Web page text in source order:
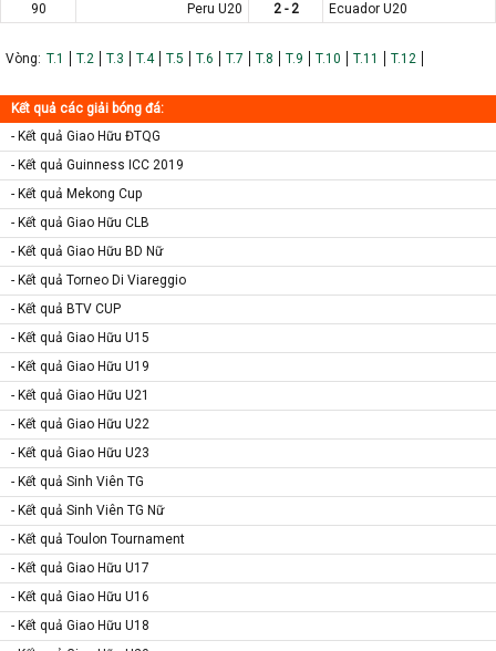
90 Peru U20 2 - 2 Ecuador U20
Vòng: T.1 T.2 T.3 T.4 T.5 T.6 T.7 T.8 T.9 T.10 T.11 T.12
Kết quả các giải bóng đá:
- Kết quả Giao Hữu ĐTQG
- Kết quả Guinness ICC 2019
- Kết quả Mekong Cup
- Kết quả Giao Hữu CLB
- Kết quả Giao Hữu BD Nữ
- Kết quả Torneo Di Viareggio
- Kết quả BTV CUP
- Kết quả Giao Hữu U15
- Kết quả Giao Hữu U19
- Kết quả Giao Hữu U21
- Kết quả Giao Hữu U22
- Kết quả Giao Hữu U23
- Kết quả Sinh Viên TG
- Kết quả Sinh Viên TG Nữ
- Kết quả Toulon Tournament
- Kết quả Giao Hữu U17
- Kết quả Giao Hữu U16
- Kết quả Giao Hữu U18